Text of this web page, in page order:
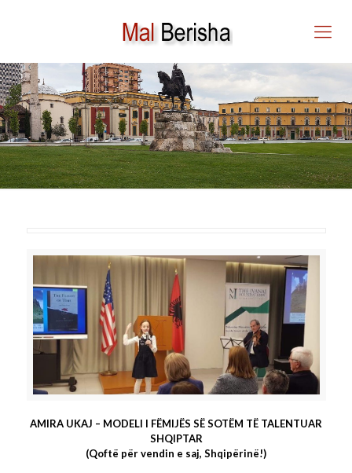
AMIRA UKAJ – MODELI I
FËMIJËS SË SOTËM TË
TALENTUAR SHQIPTAR
AMIRA UKAJ – MODELI I FËMIJËS SË SOTËM TË TALENTUAR
SHQIPTAR
(Qoftë për vendin e saj, Shqipërinë!)